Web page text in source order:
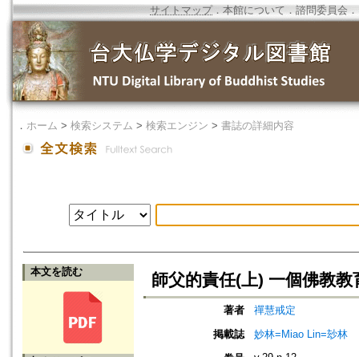
サイトマップ．本館について ． 諮問委員会 ．
． ホーム > 検索システム > 検索エンジン > 書誌の詳細内容
本文を読む 師父的責任(上) 一個佛教
著者
禪慧戒定
掲載誌
妙林=Miao Lin=玅林